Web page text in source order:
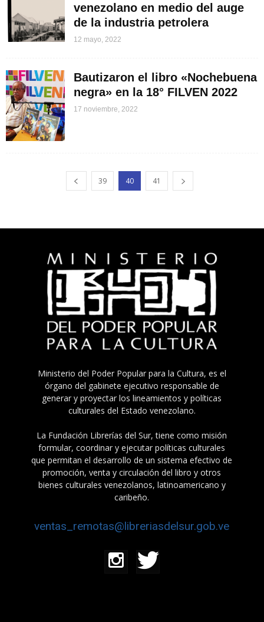
venezolano en medio del auge
de la industria petrolera
12 mayo, 2022
Bautizaron el libro «Nochebuena
negra» en la 18° FILVEN 2022
17 noviembre, 2022
39 40 41
Ministerio del Poder Popular para la Cultura, es el
órgano del gabinete ejecutivo responsable de
generar y proyectar los lineamientos y políticas
culturales del Estado venezolano.
La Fundación Librerías del Sur, tiene como misión
formular, coordinar y ejecutar políticas culturales
que permitan el desarrollo de un sistema efectivo de
promoción, venta y circulación del libro y otros
bienes culturales venezolanos, latinoamericano y
caribeño.
ventas_remotas@libreriasdelsur.gob.ve